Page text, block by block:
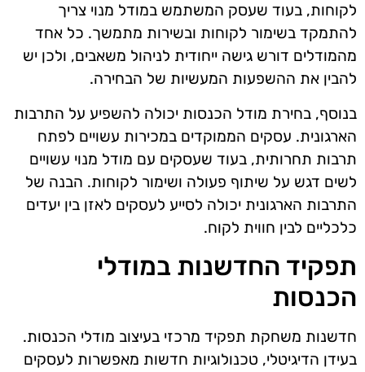
לקוחות, בעוד שעסק המשתמש במודל מנוי צריך
להתמקד בשימור לקוחות ובשירות מתמשך. כל אחד
מהמודלים דורש גישה ייחודית לניהול משאבים, ולכן יש
להבין את ההשפעות המעשיות של הבחירה.
בנוסף, בחירת מודל הכנסות יכולה להשפיע על התרבות
הארגונית. עסקים הממוקדים במכירות עשויים לפתח
תרבות תחרותית, בעוד שעסקים עם מודל מנוי עשויים
לשים דגש על שיתוף פעולה ושימור לקוחות. הבנה של
התרבות הארגונית יכולה לסייע לעסקים לאזן בין יעדים
כלכליים לבין חווית לקוח.
תפקיד החדשנות במודלי
הכנסות
חדשנות משחקת תפקיד מרכזי בעיצוב מודלי הכנסות.
בעידן הדיגיטלי, טכנולוגיות חדשות מאפשרות לעסקים